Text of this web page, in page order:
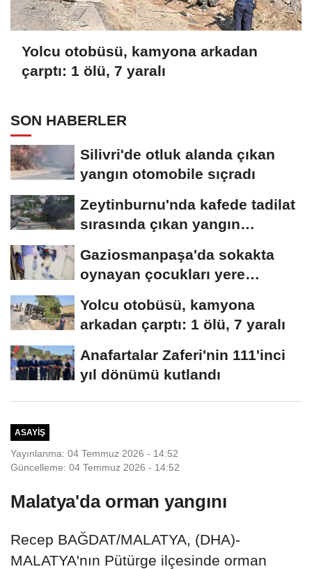
Yolcu otobüsü, kamyona arkadan
çarptı: 1 ölü, 7 yaralı
SON HABERLER
Silivri'de otluk alanda çıkan
yangın otomobile sıçradı
Zeytinburnu'nda kafede tadilat
sırasında çıkan yangın
Gaziosmanpaşa'da sokakta
oynayan çocukları yere
Yolcu otobüsü, kamyona
arkadan çarptı: 1 ölü, 7 yaralı
Anafartalar Zaferi'nin 111'inci
yıl dönümü kutlandı
ASAYIŞ
Yayınlanma: 04 Temmuz 2026 - 14:52
Güncelleme: 04 Temmuz 2026 - 14:52
Malatya'da orman yangını
Recep BAĞDAT/MALATYA, (DHA)-
MALATYA'nın Pütürge ilçesinde orman